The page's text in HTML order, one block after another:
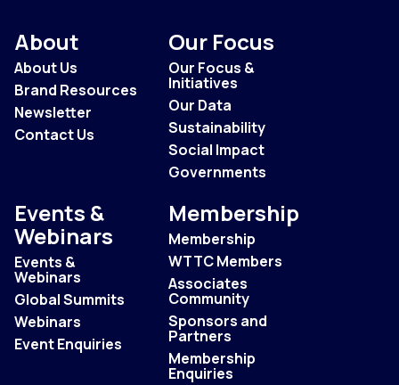
About
About Us
Brand Resources
Newsletter
Contact Us
Our Focus
Our Focus &
Initiatives
Our Data
Sustainability
Social Impact
Governments
Events &
Webinars
Events &
Webinars
Global Summits
Webinars
Event Enquiries
Membership
Membership
WTTC Members
Associates
Community
Sponsors and
Partners
Membership
Enquiries